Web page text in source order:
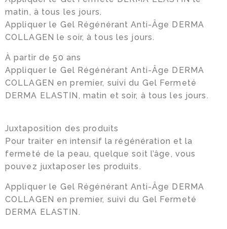
matin, à tous les jours.
Appliquer le Gel Régénérant Anti-Âge DERMA
COLLAGEN le soir, à tous les jours.
À partir de 50 ans
Appliquer le Gel Régénérant Anti-Âge DERMA
COLLAGEN en premier, suivi du Gel Fermeté
DERMA ELASTIN, matin et soir, à tous les jours.
Juxtaposition des produits
Pour traiter en intensif la régénération et la
fermeté de la peau, quelque soit l’âge, vous
pouvez juxtaposer les produits.
Appliquer le Gel Régénérant Anti-Âge DERMA
COLLAGEN en premier, suivi du Gel Fermeté
DERMA ELASTIN.